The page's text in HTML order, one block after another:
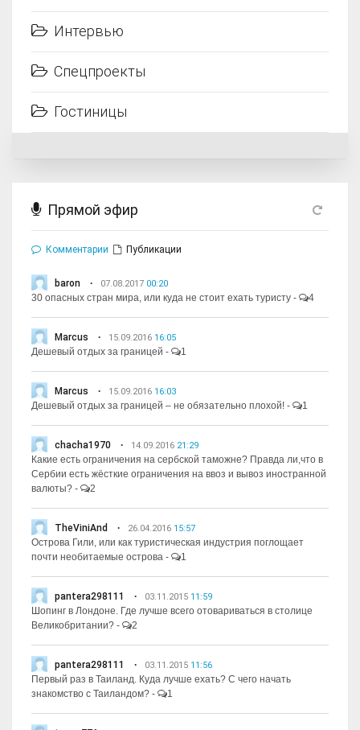
Интервью
Спецпроекты
Гостиницы
Прямой эфир
Комментарии Публикации
baron 07.08.2017 00:20
30 опасных стран мира, или куда не стоит ехать туристу - 4
Marcus 15.09.2016 16:05
Дешевый отдых за границей - 1
Marcus 15.09.2016 16:03
Дешевый отдых за границей – не обязательно плохой! - 1
chacha1970 14.09.2016 21:29
Какие есть ограничения на сербской таможне? Правда ли,что в
Сербии есть жёсткие ограничения на ввоз и вывоз иностранной
валюты? - 2
TheViniAnd 26.04.2016 15:57
Острова Гили, или как туристическая индустрия поглощает
почти необитаемые острова - 1
pantera298111 03.11.2015 11:59
Шопинг в Лондоне. Где лучше всего отовариваться в столице
Великобритании? - 2
pantera298111 03.11.2015 11:56
Первый раз в Таиланд. Куда лучше ехать? С чего начать
знакомство с Таиландом? - 1